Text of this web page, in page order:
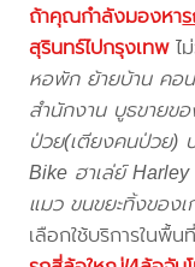
ถ้าคุณกำลังมองหา
สุรินทร์ไปกรุงเทพไ
หอพัก ย้ายบ้าน คอ
สำนักงาน บูธขายข
ป่วย(เตียงคนป่วย)
Bike ฮาเล่ย์
แมว ขนขยะทิ้งของ
เลือกใช้บริการในพื้